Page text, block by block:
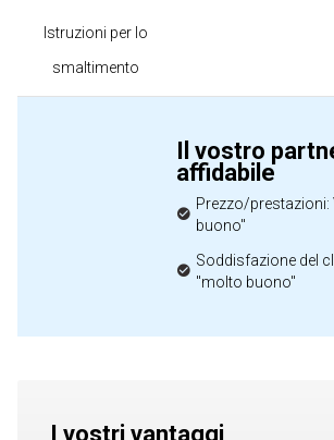
Istruzioni per lo
smaltimento
Il vostro
affidabile
Prezzo/
buono"
Soddisfazione del
"molto buono"
I vostri vantaggi